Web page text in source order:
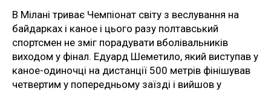
В Мілані триває Чемпіонат світу з веслування на
байдарках і каное і цього разу полтавський
спортсмен не зміг порадувати вболівальників
виходом у фінал. Едуард Шеметило, який виступав у
каное-одиночці на дистанції 500 метрів фінішував
четвертим у попередньому заїзді і вийшов у